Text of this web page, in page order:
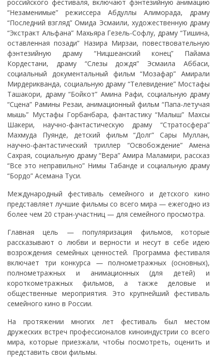
российского фестиваля, включают фэнтезийную анимацию
“Незаменимые” режиссера Абдуллы Алиморада, драму
“Последний взгляд” Омида Эсмаили, художественную драму
“Экстракт Альфана” Махьяра Гезель-Софлу, драму “Тишина,
оставленная позади” Назира Мирзаи, повествовательную
фэнтезийную драму “Ницшеанский конец” Пайама
Кордестани, драму “Слезы дождя” Эсмаила Аббаси,
социальный документальный фильм “Мозафар” Амирали
Мирдерикванда, социальную драму “Телевидение” Мостафы
Ташакори, драму “Бойкот” Амина Рафи, социальную драму
“Сцена” Рамины Резаи, анимационный фильм “Папа-летучая
мышь” Мустафы Горбанбара, фантастику “Малыш” Махсы
Шакери, научно-фантастическую драму “Стратосфера”
Махмуда Пуянде, детский фильм “Долг” Сары Муллан,
научно-фантастический триллер “Освобождение” Амена
Сахрая, социальную драму “Вера” Амира Маламири, рассказ
“Все это неправильно” Нимы Табанде и социальную драму
“Бордо” Асемана Туси.
Международный фестиваль семейного и детского кино
представляет лучшие фильмы со всего мира — ежегодно из
более чем 20 стран-участниц — для семейного просмотра.
Главная цель — популяризация фильмов, которые
рассказывают о любви и верности и несут в себе идею
возрождения семейных ценностей. Программа фестиваля
включает три конкурса — полнометражных (основных),
полнометражных и анимационных (для детей) и
короткометражных фильмов, а также деловые и
общественные мероприятия. Это крупнейший фестиваль
семейного кино в России.
На протяжении многих лет фестиваль был местом
дружеских встреч профессионалов киноиндустрии со всего
мира, которые приезжали, чтобы посмотреть, оценить и
представить свои фильмы.